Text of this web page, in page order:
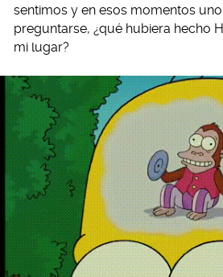
sentimos y en esos momentos
preguntarse, ¿qué hubiera hecho
mi lugar?